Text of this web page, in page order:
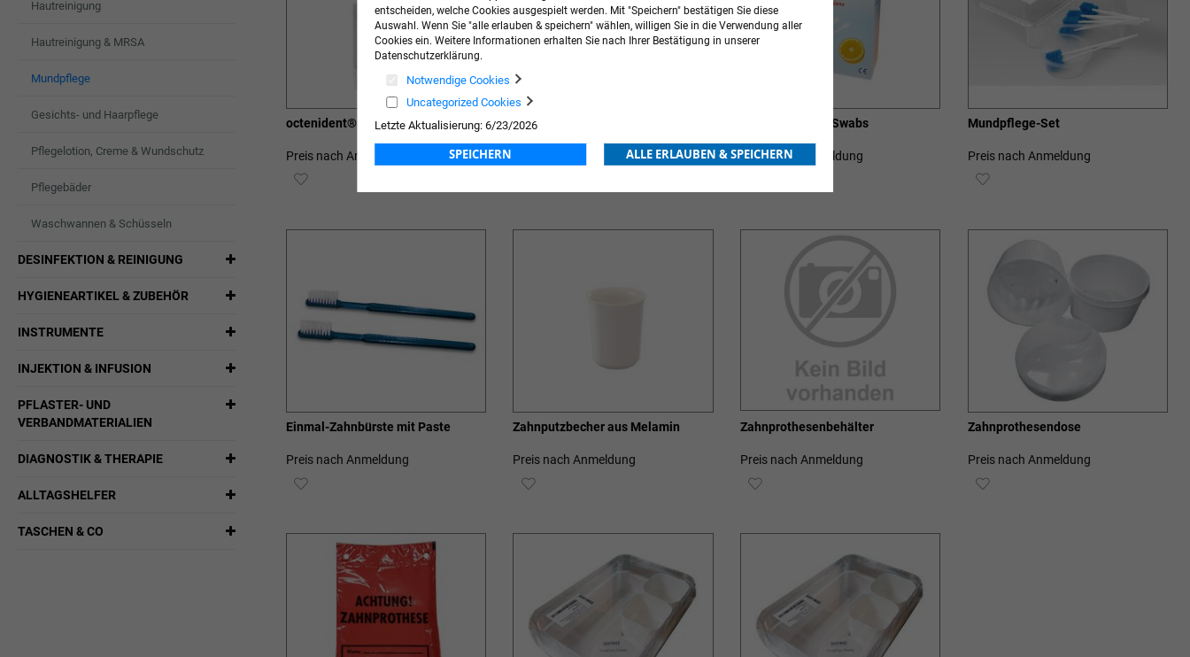
octenident® Mundspüllösung
Preis nach Anmeldung
Holzwattestäbe
Preis nach Anmeldung
Lemon Glycerin Swabs
Preis nach Anmeldung
HINZUFÜGEN
Mundpflege-Set
Preis nach Anmeldung
Einmal-Zahnbürste mit Paste
Preis nach Anmeldung
HINZUFÜGEN
Zahnputzbecher aus Melamin
Preis nach Anmeldung
ZUR
Zahnprothesenbehälter
Preis nach Anmeldung
Zahnprothesendose
Preis nach Anmeldung
Hautreinigung
Hautreinigung & MRSA
Mundpflege
Gesichts- und Haarpflege
Pflegelotion, Creme & Wundschutz
Pflegebäder
Waschwannen & Schüsseln
DESINFEKTION & REINIGUNG
HYGIENEARTIKEL & ZUBEHÖR
INSTRUMENTE
INJEKTION & INFUSION
PFLASTER- UND
VERBANDMATERIALIEN
DIAGNOSTIK & THERAPIE
ALLTAGSHELFER
TASCHEN & CO
entscheiden, welche Cookies ausgespielt werden. Mit "Speichern" bestätigen Sie diese
Auswahl. Wenn Sie "alle erlauben & speichern" wählen, willigen Sie in die Verwendung aller
Cookies ein. Weitere Informationen erhalten Sie nach Ihrer Bestätigung in unserer
Datenschutzerklärung.
Notwendige Cookies
Uncategorized Cookies
Letzte Aktualisierung: 6/23/2026
SPEICHERN ALLE ERLAUBEN & SPEICHERN